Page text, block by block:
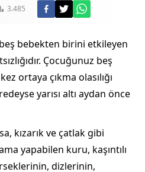
3.485
bebekten birini etkileyen
Çocuğunuz beş
ortaya çıkma olasılığı
yarısı altı aydan önce
kızarık ve çatlak gibi
yapabilen kuru, kaşıntılı
dizlerinin,